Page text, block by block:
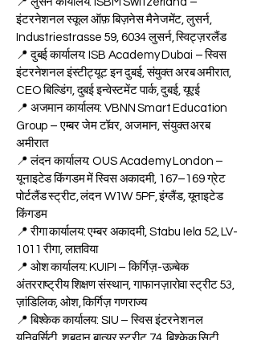
39, 8047 ज़्यूरिख, स्विट्ज़रलैंड
📍 लुसर्न कार्यालय: ISBM Switzerland –
इंटरनेशनल स्कूल ऑफ़ बिज़नेस मैनेजमेंट, लुसर्न,
Industriestrasse 59, 6034 लुसर्न, स्विट्ज़रलैंड
📍 दुबई कार्यालय: ISB Academy Dubai – स्विस
इंटरनेशनल इंस्टीट्यूट इन दुबई, संयुक्त अरब अमीरात,
CEO बिल्डिंग, दुबई इन्वेस्टमेंट पार्क, दुबई, यूएई
📍 अजमान कार्यालय: VBNN Smart Education
Group – एम्बर जेम टॉवर, अजमान, संयुक्त अरब
अमीरात
📍 लंदन कार्यालय: OUS Academy London –
यूनाइटेड किंगडम में स्विस अकादमी, 167–169 ग्रेट
पोर्टलैंड स्ट्रीट, लंदन W1W 5PF, इंग्लैंड, यूनाइटेड
किंगडम
📍 रीगा कार्यालय: एम्बर अकादमी, Stabu Iela 52, LV-
1011 रीगा, लातविया
📍 ओश कार्यालय: KUIPI – किर्गिज़-उज़्बेक
अंतरराष्ट्रीय शिक्षण संस्थान, गाफानज़ारोवा स्ट्रीट 53,
ज़ांडिलिक, ओश, किर्गिज़ गणराज्य